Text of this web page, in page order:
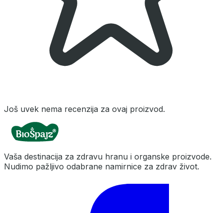
Još uvek nema recenzija za ovaj proizvod.
Vaša destinacija za zdravu hranu i organske proizvode.
Nudimo pažljivo odabrane namirnice za zdrav život.